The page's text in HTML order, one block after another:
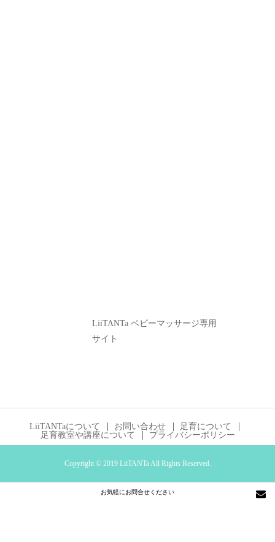
LiiTANTa ベビーマッサージ専用
サイト
LiiTANTaについて お問い合わせ
足育について
足育教室や講座について
プライバシーポリシー
Copyright © 2019 LiiTANTa All Rights Reserved.
お気軽にお問合せください